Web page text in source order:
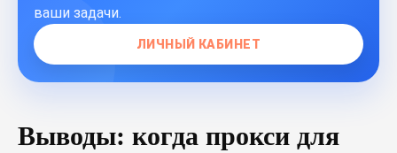
ваши задачи.
ЛИЧНЫЙ КАБИНЕТ
Выводы: когда прокси для